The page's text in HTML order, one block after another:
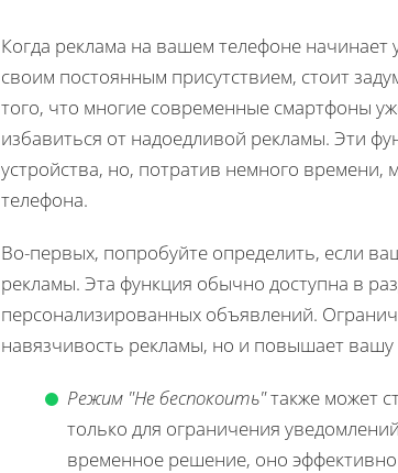
Когда реклама на вашем телефоне начинает
своим постоянным присутствием, стоит
того, что многие современные смартфоны
избавиться от надоедливой рекламы. Эти
устройства, но, потратив немного
телефона.
Во-первых, попробуйте определить, если
рекламы. Эта функция обычно доступна в
персонализированных объявлений.
навязчивость рекламы, но и повышает
Режим "Не беспокоить"также может
только для ограничения
временное решение, оно